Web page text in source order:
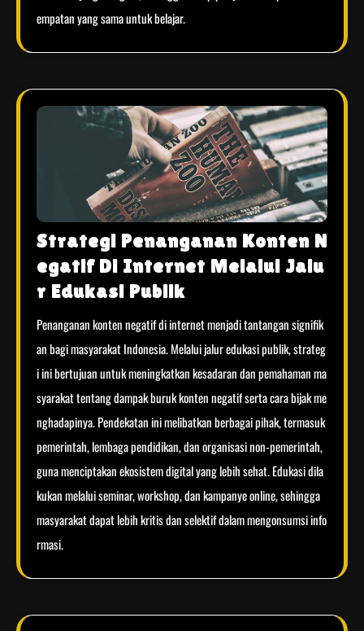
empatan yang sama untuk belajar.
Strategi Penanganan Konten N
egatif Di Internet Melalui Jalu
r Edukasi Publik
Penanganan konten negatif di internet menjadi tantangan signifik
an bagi masyarakat Indonesia. Melalui jalur edukasi publik, strateg
i ini bertujuan untuk meningkatkan kesadaran dan pemahaman ma
syarakat tentang dampak buruk konten negatif serta cara bijak me
nghadapinya. Pendekatan ini melibatkan berbagai pihak, termasuk
pemerintah, lembaga pendidikan, dan organisasi non-pemerintah,
guna menciptakan ekosistem digital yang lebih sehat. Edukasi dila
kukan melalui seminar, workshop, dan kampanye online, sehingga
masyarakat dapat lebih kritis dan selektif dalam mengonsumsi info
rmasi.